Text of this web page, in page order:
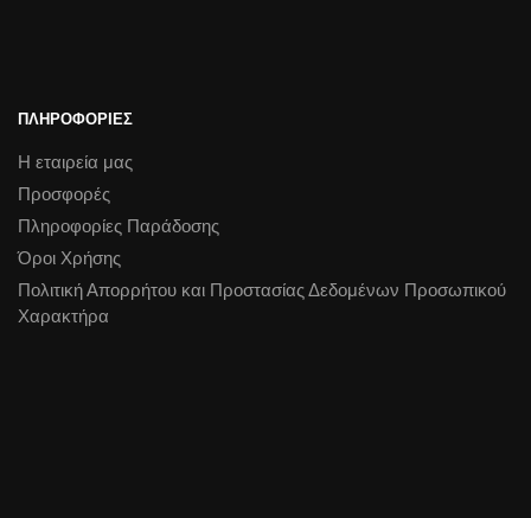
ΠΛΗΡΟΦΟΡΙΕΣ
Η εταιρεία μας
Προσφορές
Πληροφορίες Παράδοσης
Όροι Χρήσης
Πολιτική Απορρήτου και Προστασίας Δεδομένων Προσωπικού
Χαρακτήρα